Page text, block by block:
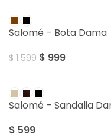
Salomé – Bota Dama
$1.599 $ 999
Salomé – Sandalia
$ 599